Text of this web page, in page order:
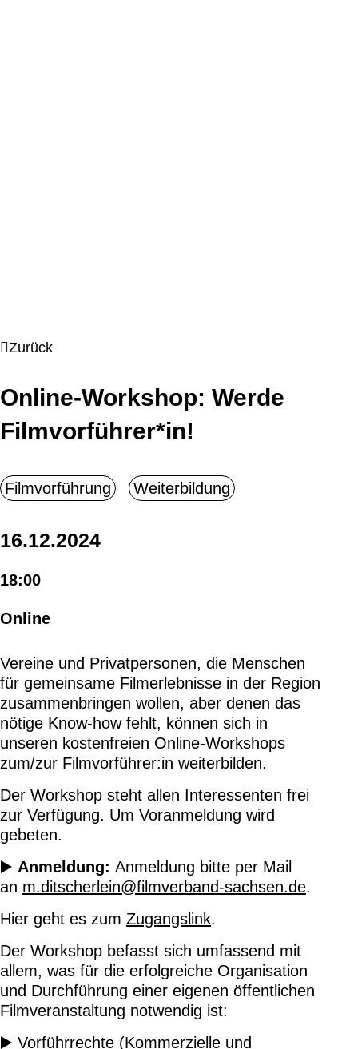
Zurück
Online-Workshop: Werde
Filmvorführer*in!
16.12.2024
18:00
Online
Vereine und Privatpersonen, die Menschen
für gemeinsame Filmerlebnisse in der Region
zusammenbringen wollen, aber denen das
nötige Know-how fehlt, können sich in
unseren kostenfreien Online-Workshops
zum/zur Filmvorführer:in weiterbilden.
Der Workshop steht allen Interessenten frei
zur Verfügung. Um Voranmeldung wird
gebeten.
▶️ Anmeldung: Anmeldung bitte per Mail
an m.ditscherlein@filmverband-sachsen.de.
Hier geht es zum Zugangslink.
Der Workshop befasst sich umfassend mit
allem, was für die erfolgreiche Organisation
und Durchführung einer eigenen öffentlichen
Filmveranstaltung notwendig ist:
▶️ Vorführrechte (Kommerzielle und